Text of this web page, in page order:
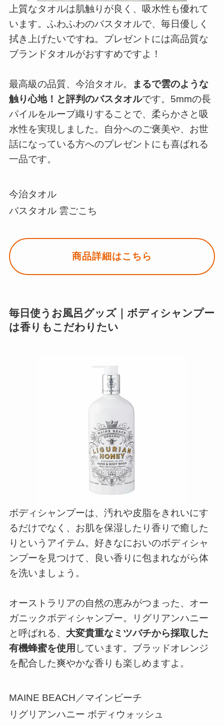
上質なタオルは肌触りが良く、吸水性も優れて
います。ふわふわのバスタオルで、毎日優しく
拭き上げたいですね。プレゼントには高品質な
ブランドタオルがおすすめですよ！
最高級の品質、今治タオル。
まるで雲のような
触り心地！と評判のバスタオルです。5mmの長
パイルをループ織りすることで、柔らかさと吸
水性を実現しました。自分へのご褒美や、お世
話になっている方へのプレゼントにも喜ばれる
一品です。
今治タオル
バスタオル 雲ごこち
商品詳細はこちら
毎日使うお風呂グッズ｜ボディシャンプー
は香りもこだわりたい
ボディシャンプーは、汚れや皮脂をきれいにす
るだけでなく、お肌を保湿したり香りで癒した
りというアイテム。好きなにおいのボディシャ
ンプーを見つけて、良い香りに包まれながら体
を洗いましょう。
オーストラリアの自然の恵みがつまった、オー
ガニックボディシャンプー。リグリアンハニー
と呼ばれる、 大変貴重なミツバチから採取した
有機蜂蜜を使用 しています。ブラッドオレンジ
を配合した爽やかな香りも楽しめますよ。
MAINE BEACH／マインビーチ
リグリアンハニー ボディウォッシュ